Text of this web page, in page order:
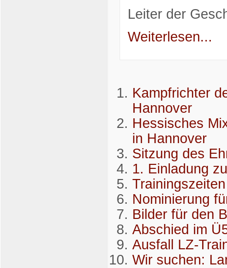
Leiter der
Weiterlesen...
Kampfrichter
Hannover
Hessisches
in Hannover
Sitzung des
1. Einladung
Nominierung
Bilder für den
Abschied im
Ausfall LZ-
Wir suchen: